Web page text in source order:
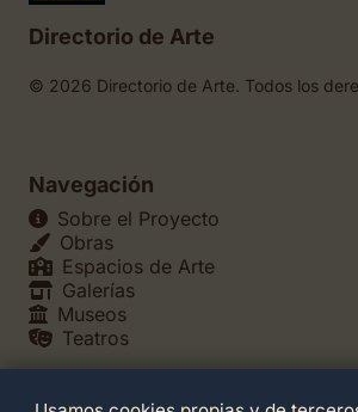
Directorio de Arte
© 2026 Directorio de Arte. Todos los
Navegación
Sobre el Proyecto
Obras
Espacios de Arte
Galerías
Museos
Teatros